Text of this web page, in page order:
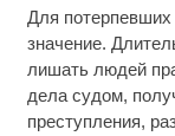
Для
значение.
лишать людей
дела судом,
преступления,